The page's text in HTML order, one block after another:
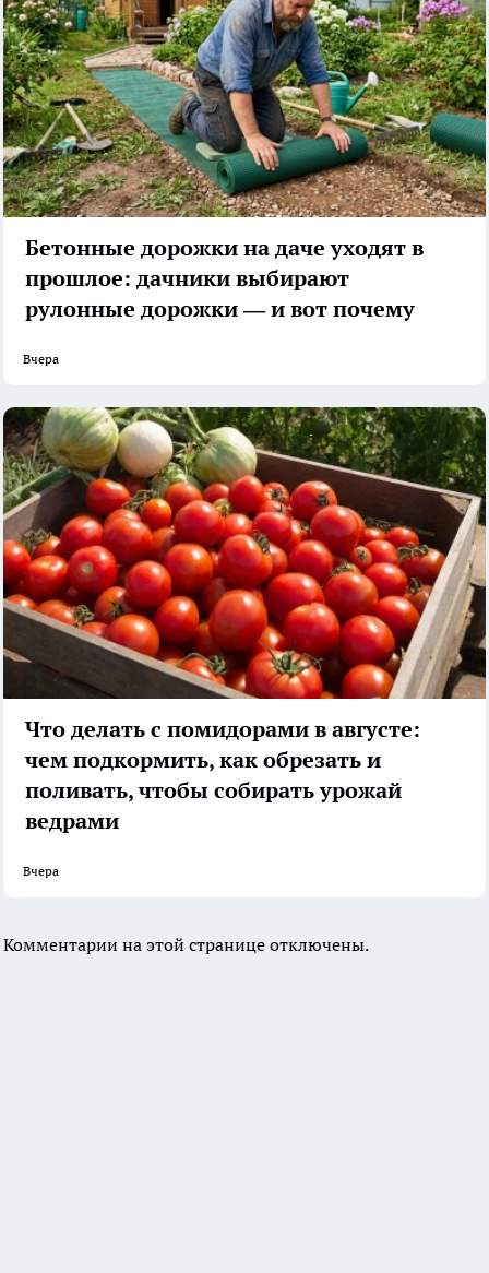
Бетонные дорожки на даче уходят в
прошлое: дачники выбирают
рулонные дорожки — и вот почему
Вчера
Что делать с помидорами в августе:
чем подкормить, как обрезать и
поливать, чтобы собирать урожай
ведрами
Вчера
Комментарии на этой странице отключены.